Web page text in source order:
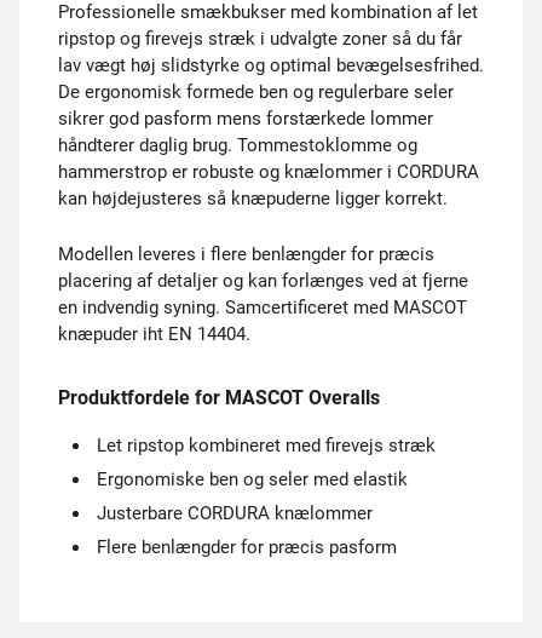
Professionelle smækbukser med kombination af let
ripstop og firevejs stræk i udvalgte zoner så du får
lav vægt høj slidstyrke og optimal bevægelsesfrihed.
De ergonomisk formede ben og regulerbare seler
sikrer god pasform mens forstærkede lommer
håndterer daglig brug. Tommestoklomme og
hammerstrop er robuste og knælommer i CORDURA
kan højdejusteres så knæpuderne ligger korrekt.
Modellen leveres i flere benlængder for præcis
placering af detaljer og kan forlænges ved at fjerne
en indvendig syning. Samcertificeret med MASCOT
knæpuder iht EN 14404.
Produktfordele for MASCOT Overalls
Let ripstop kombineret med firevejs stræk
Ergonomiske ben og seler med elastik
Justerbare CORDURA knælommer
Flere benlængder for præcis pasform